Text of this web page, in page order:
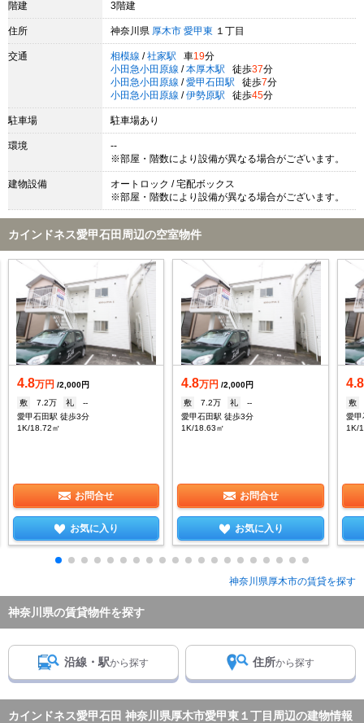
階建 3階建
住所 神奈川県 厚木市 愛甲東 １丁目
交通 相模線 / 社家駅 車19分
小田急小田原線 / 本厚木駅 徒歩37分
小田急小田原線 / 愛甲石田駅 徒歩7分
小田急小田原線 / 伊勢原駅 徒歩45分
駐車場 駐車場あり
環境
--
※部屋・階数により設備が異なる場合がございます。
建物設備
オートロック / 宅配ボックス
※部屋・階数により設備が異なる場合がございます。
カインドネス愛甲石田周辺の空室物件
4.8万円 /2,000円
敷
7.2万 礼
--
愛甲石田駅 徒歩3分
1K/18.72㎡
お問合せ
お気に入り
4.8万円 /2,000円
敷
7.2万 礼
--
愛甲石田駅 徒歩3分
1K/18.63㎡
お問合せ
お気に入り
4.8
敷
愛甲
1K/
神奈川県厚木市の賃貸を探す
神奈川県の賃貸物件を探す
沿線・駅から探す 住所から探す
カインドネス愛甲石田 神奈川県厚木市愛甲東１丁目周辺の建物情報